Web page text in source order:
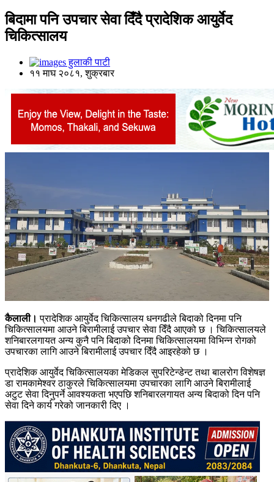
बिदामा पनि उपचार सेवा दिँदै प्रादेशिक आयुर्वेद
चिकित्सालय
हुलाकी पाटी
११ माघ २०८१, शुक्रबार
कैलाली। प्रादेशिक आयुर्वेद चिकित्सालय धनगढीले बिदाको दिनमा पनि
चिकित्सालयमा आउने बिरामीलाई उपचार सेवा दिँदै आएको छ । चिकित्सालयले
शनिबारलगायत अन्य कुनै पनि बिदाको दिनमा चिकित्सालयमा विभिन्न रोगको
उपचारका लागि आउने बिरामीलाई उपचार दिँदै आइरहेको छ ।
प्रादेशिक आयुर्वेद चिकित्सालयका मेडिकल सुपरिटेन्डेन्ट तथा बालरोग विशेषज्ञ
डा रामकामेश्वर ठाकुरले चिकित्सालयमा उपचारका लागि आउने बिरामीलाई
अटुट सेवा दिनुपर्ने आवश्यकता भएपछि शनिबारलगायत अन्य बिदाको दिन पनि
सेवा दिने कार्य गरेको जानकारी दिए ।